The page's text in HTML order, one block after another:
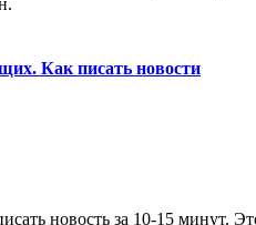
Как писать новости
новость за 10-15 минут.